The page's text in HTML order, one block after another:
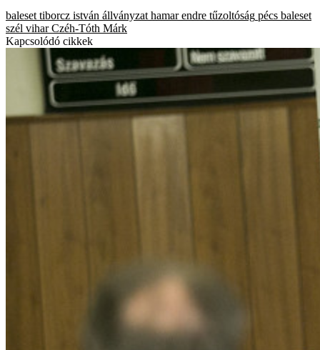
baleset tiborcz istván állványzat hamar endre tűzoltóság pécs baleset
szél vihar Czéh-Tóth Márk
Kapcsolódó cikkek